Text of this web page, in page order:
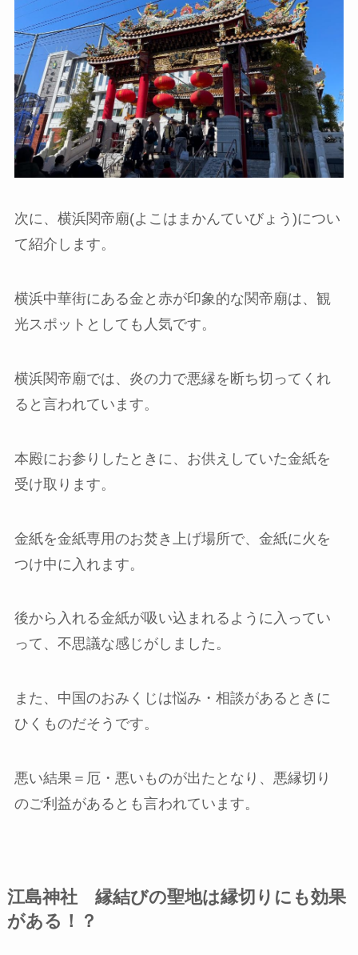
次に、横浜関帝廟(よこはまかんていびょう)につい
て紹介します。
横浜中華街にある金と赤が印象的な関帝廟は、観
光スポットとしても人気です。
横浜関帝廟では、炎の力で悪縁を断ち切ってくれ
ると言われています。
本殿にお参りしたときに、お供えしていた金紙を
受け取ります。
金紙を金紙専用のお焚き上げ場所で、金紙に火を
つけ中に入れます。
後から入れる金紙が吸い込まれるように入ってい
って、不思議な感じがしました。
また、中国のおみくじは悩み・相談があるときに
ひくものだそうです。
悪い結果＝厄・悪いものが出たとなり、悪縁切り
のご利益があるとも言われています。
江島神社 縁結びの聖地は縁切りにも効果
がある！？